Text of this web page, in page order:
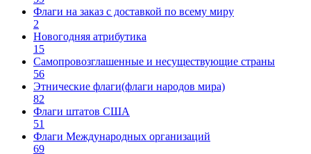
Флаги на заказ с доставкой по всему миру
2
Новогодняя атрибутика
15
Самопровозглашенные и несуществующие страны
56
Этнические флаги(флаги народов мира)
82
Флаги штатов США
51
Флаги Международных организаций
69